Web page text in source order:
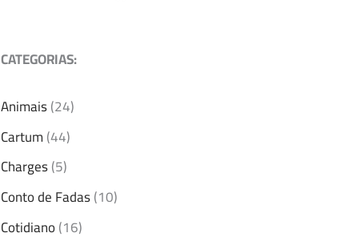
CATEGORIAS:
Animais(24)
Cartum(44)
Charges(5)
Conto de Fadas(10)
Cotidiano(16)